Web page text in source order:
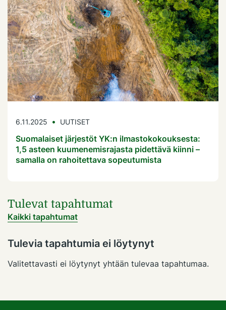
6.11.2025 UUTISET
Suomalaiset järjestöt YK:n ilmastokokouksesta:
1,5 asteen kuumenemisrajasta pidettävä kiinni –
samalla on rahoitettava sopeutumista
Tulevat tapahtumat
Kaikki tapahtumat
Tulevia tapahtumia ei löytynyt
Valitettavasti ei löytynyt yhtään tulevaa tapahtumaa.